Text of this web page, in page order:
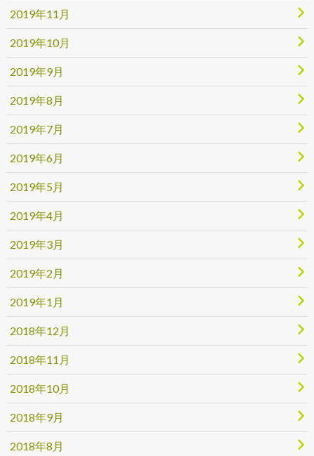
2019年11月
2019年10月
2019年9月
2019年8月
2019年7月
2019年6月
2019年5月
2019年4月
2019年3月
2019年2月
2019年1月
2018年12月
2018年11月
2018年10月
2018年9月
2018年8月